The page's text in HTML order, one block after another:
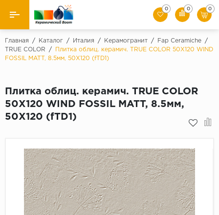
Назад
Производители
Керамогранит
Искусственный камень
Клинкер
0 0 0
Главная / Каталог / Италия / Керамогранит / Fap Ceramiche
/
TRUE COLOR
/
Плитка облиц. керамич. TRUE COLOR 50X120 WIND
FOSSIL MATT, 8.5мм, 50X120 (fTD1)
Плитка облиц. керамич. TRUE COLOR
50X120 WIND FOSSIL MATT, 8.5мм,
50X120 (fTD1)